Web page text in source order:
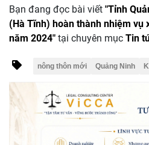
Bạn đang đọc bài viết "Tỉnh
(Hà Tĩnh) hoàn thành nhiệm vụ
năm 2024" tại chuyên mục Tin
nông thôn mới Quảng Ninh